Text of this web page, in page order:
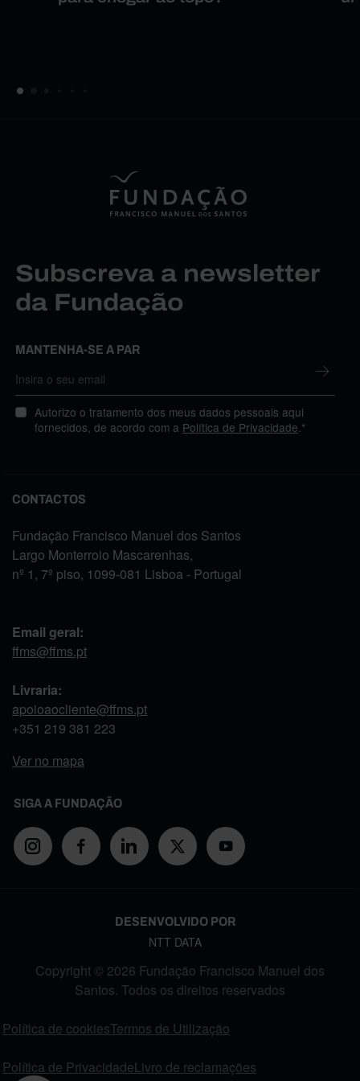
Subscreva a newsletter
da Fundação
MANTENHA-SE A PAR
Autorizo o tratamento dos meus dados pessoais aqui
fornecidos, de acordo com a Política de Privacidade.*
CONTACTOS
Fundação Francisco Manuel dos Santos
Largo Monterroio Mascarenhas,
nº 1, 7º piso, 1099-081 Lisboa - Portugal
Email geral:
ffms@ffms.pt
Livraria:
apoioaocliente@ffms.pt
+351 219 381 223
Ver no mapa
SIGA A FUNDAÇÃO
DESENVOLVIDO POR
NTT DATA
Copyright © 2026 Fundação Francisco Manuel dos
Santos. Todos os direitos reservados
Política de cookiesTermos de Utilização
Política de PrivacidadeLivro de reclamações